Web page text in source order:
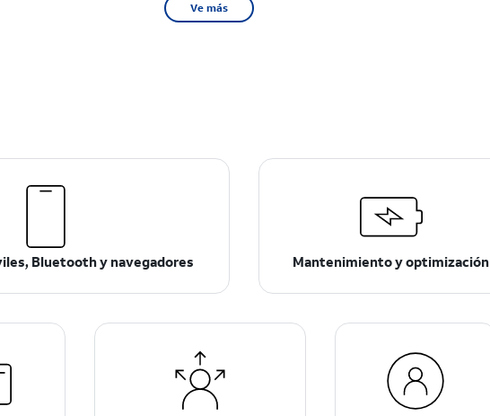
Ve más
Bluetooth y navegadores Mantenimiento y optimización